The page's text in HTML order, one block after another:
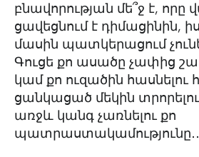
բնավորության մե՞ջ է, որը
ցավեցնում է դիմացինին,
մասին պատկերացում
Գուցե քո ասածը չափից
կամ քո ուզածին հասնելու
ցանկացած մեկին տրորելու
առջև կանգ չառնելու քո